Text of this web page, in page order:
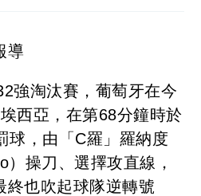
導
強淘汰賽，葡萄牙在今
西亞，在第68分鐘時於
球，由「C羅」羅納度
）操刀、選擇攻直線，
終也吹起球隊逆轉號